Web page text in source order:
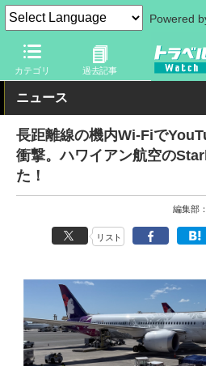
Powered
カテゴリ 過去記事
トラベル Watch 地域 海外旅行
ニュース
長距離線の機内Wi-Fiで
衝撃。ハワイアン航空の
た！
編集部
リスト